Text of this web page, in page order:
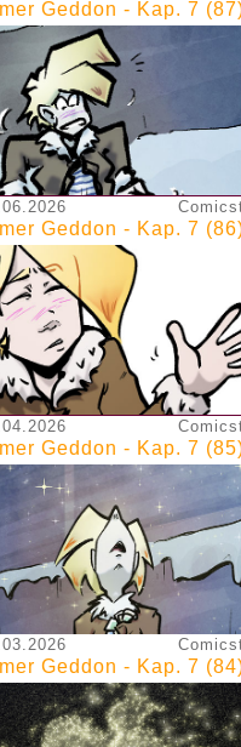
Geddon - Kap. 7
Geddon - Kap. 7
Geddon - Kap. 7
Geddon - Kap. 7